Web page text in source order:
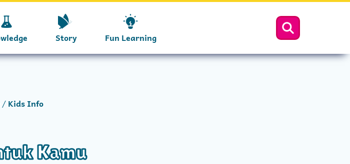
Story Fun Learning
Kids Info
Kamu